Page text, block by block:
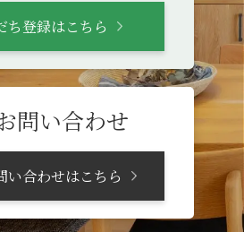
ち登録はこちら
問い合わせ
い合わせはこちら